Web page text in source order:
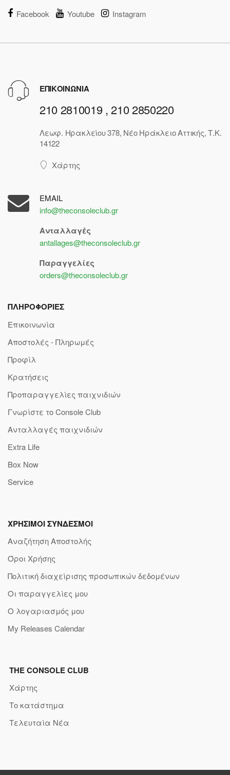
Facebook Youtube Instagram
ΕΠΙΚΟΙΝΩΝΙΑ
210 2810019 , 210 2850220
Λεωφ. Ηρακλείου 378, Νέο Ηράκλειο Αττικής, Τ.Κ.
14122
Χάρτης
EMAIL
info@theconsoleclub.gr
Ανταλλαγές
antallages@theconsoleclub.gr
Παραγγελίες
orders@theconsoleclub.gr
ΠΛΗΡΟΦΟΡΙΕΣ
Επικοινωνία
Αποστολές - Πληρωμές
Προφίλ
Κρατήσεις
Προπαραγγελίες παιχνιδιών
Γνωρίστε το Console Club
Ανταλλαγές παιχνιδιών
Extra Life
Box Now
Service
ΧΡΗΣΙΜΟΙ ΣΥΝΔΕΣΜΟΙ
Αναζήτηση Αποστολής
Όροι Χρήσης
Πολιτική διαχείρισης προσωπικών δεδομένων
Οι παραγγελίες μου
Ο λογαριασμός μου
My Releases Calendar
THE CONSOLE CLUB
Χάρτης
Το κατάστημα
Τελευταία Νέα